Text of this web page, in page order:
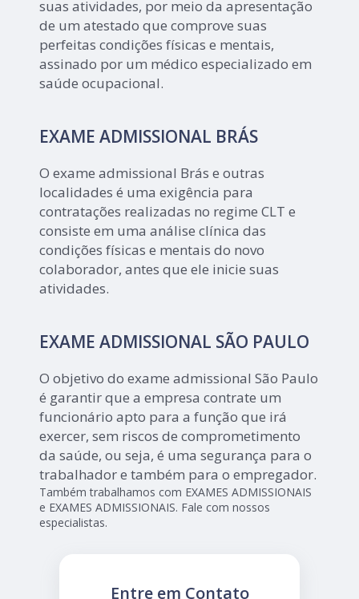
suas atividades, por meio da apresentação
de um atestado que comprove suas
perfeitas condições físicas e mentais,
assinado por um médico especializado em
saúde ocupacional.
EXAME ADMISSIONAL BRÁS
O exame admissional Brás e outras
localidades é uma exigência para
contratações realizadas no regime CLT e
consiste em uma análise clínica das
condições físicas e mentais do novo
colaborador, antes que ele inicie suas
atividades.
EXAME ADMISSIONAL SÃO PAULO
O objetivo do exame admissional São Paulo
é garantir que a empresa contrate um
funcionário apto para a função que irá
exercer, sem riscos de comprometimento
da saúde, ou seja, é uma segurança para o
trabalhador e também para o empregador.
Também trabalhamos com EXAMES ADMISSIONAIS
e EXAMES ADMISSIONAIS. Fale com nossos
especialistas.
Entre em Contato